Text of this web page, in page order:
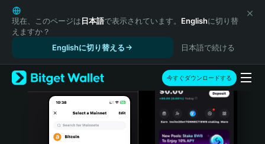
English
日本語
Tiếng Việt
Español (Latinoamérica)
Türkçe
Italiano
現在、このページは日本語で表示されています。 Englishに切り替
えますか？
Englishに切り替える
日本語で続ける
今すぐダウンロードする